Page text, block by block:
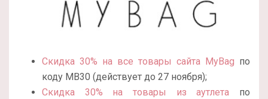
Скидка 30% на все товары сайта MyBag по
коду MB30 (действует до 27 ноября);
Скидка 30% на товары из аутлета по